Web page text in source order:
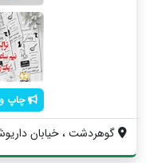
چاپ و
گوهردشت ، خیابان داریوش